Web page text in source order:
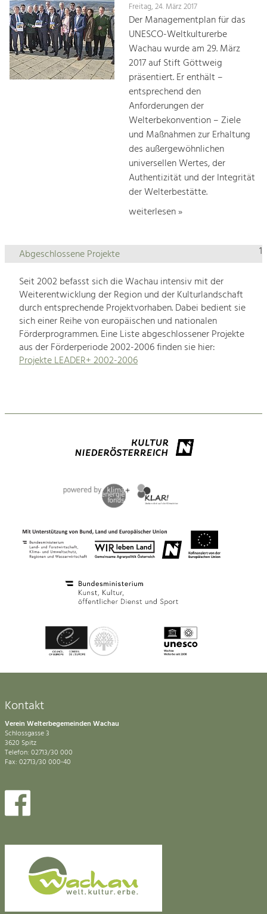
Freitag, 24. März 2017
Der Managementplan für das
UNESCO-Weltkulturerbe
Wachau wurde am 29. März
2017 auf Stift Göttweig
präsentiert. Er enthält –
entsprechend den
Anforderungen der
Welterbekonvention – Ziele
und Maßnahmen zur Erhaltung
des außergewöhnlichen
universellen Wertes, der
Authentizität und der Integrität
der Welterbestätte.
weiterlesen »
1
Abgeschlossene Projekte
Seit 2002 befasst sich die Wachau intensiv mit der
Weiterentwicklung der Region und der Kulturlandschaft
durch entsprechende Projektvorhaben. Dabei bedient sie
sich einer Reihe von europäischen und nationalen
Förderprogrammen. Eine Liste abgeschlossener Projekte
aus der Förderperiode 2002-2006 finden sie hier:
Projekte LEADER+ 2002-2006
Kontakt
Verein Welterbegemeinden Wachau
Schlossgasse 3
3620 Spitz
Telefon: 02713/30 000
Fax: 02713/30 000-40